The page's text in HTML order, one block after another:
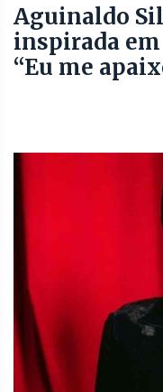
Aguinaldo
inspirada
“Eu me